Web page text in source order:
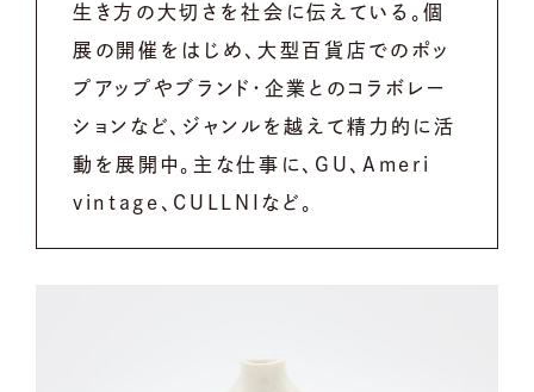
生き方の大切さを社会に伝えている。個
展の開催をはじめ、大型百貨店でのポッ
プアップやブランド・企業とのコラボレー
ションなど、ジャンルを越えて精力的に活
動を展開中。主な仕事に、GU、Ameri
vintage、CULLNIなど 。